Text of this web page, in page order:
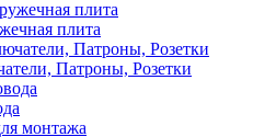
плита
Патроны, Розетки